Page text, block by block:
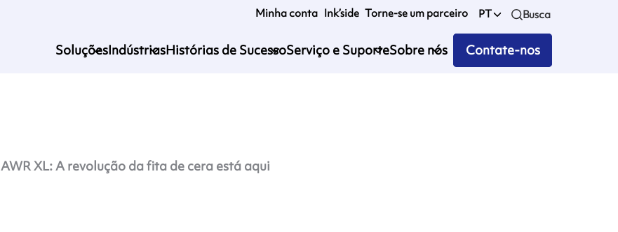
Minha conta Ink’side Torne-se um parceiro PT Busca
SoluçõesIndústriasHistórias de SucessoServiço e SuporteSobre nós Contate-nos
AWR XL: A revolução da fita de cera está aqui